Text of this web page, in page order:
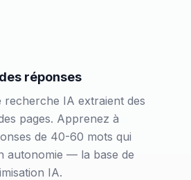
réponses
recherche IA extraient des
pages. Apprenez à
de 40-60 mots qui
autonomie — la base de
IA.